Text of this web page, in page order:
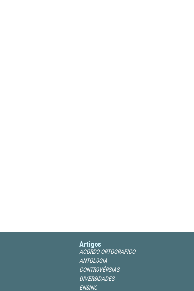
Artigos
ACORDO ORTOGRÁFICO
ANTOLOGIA
CONTROVÉRSIAS
DIVERSIDADES
ENSINO